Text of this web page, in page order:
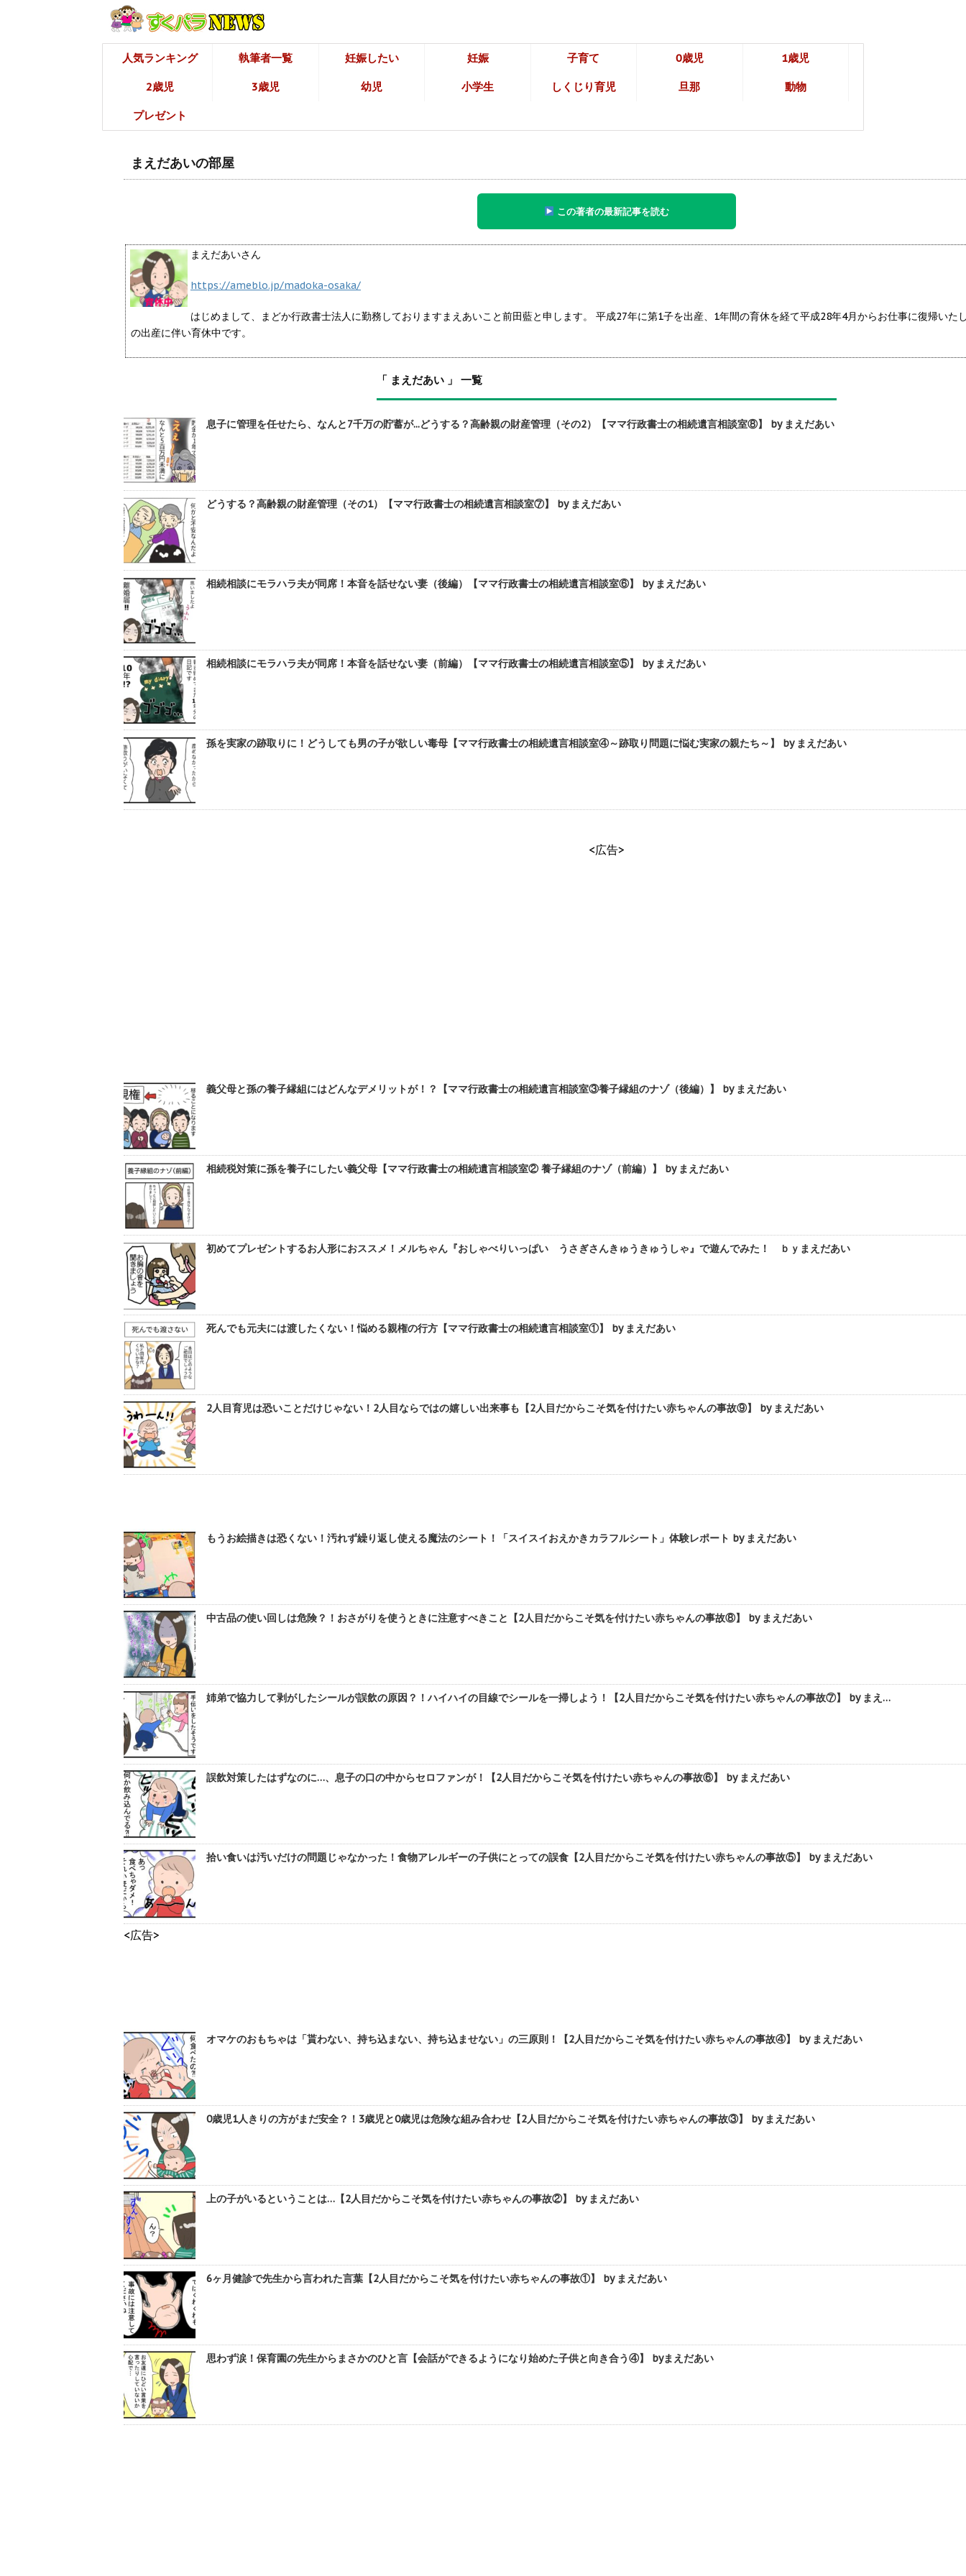
人気ランキング 執筆者一覧 妊娠したい 妊娠 子育て 0歳児 1歳児
2歳児 3歳児 幼児 小学生 しくじり育児 旦那 動物
プレゼント
まえだあいの部屋
この著者の最新記事を読む
まえだあいさん
https://ameblo.jp/madoka-osaka/
はじめまして、まどか行政書士法人に勤務しておりますまえあいこと前田藍と申します。 平成27年に第1子を出産、1年間の育休を経て平成28年4月からお仕事に復帰いた
の出産に伴い育休中です。
「 まえだあい 」 一覧
息子に管理を任せたら、なんと7千万の貯蓄が...どうする？高齢親の財産管理（その2）【ママ行政書士の相続遺言相談室⑧】 by まえだあい
どうする？高齢親の財産管理（その1）【ママ行政書士の相続遺言相談室⑦】 by まえだあい
相続相談にモラハラ夫が同席！本音を話せない妻（後編）【ママ行政書士の相続遺言相談室⑥】 by まえだあい
相続相談にモラハラ夫が同席！本音を話せない妻（前編）【ママ行政書士の相続遺言相談室⑤】 by まえだあい
孫を実家の跡取りに！どうしても男の子が欲しい毒母【ママ行政書士の相続遺言相談室④～跡取り問題に悩む実家の親たち～】 by まえだあい
<広告>
義父母と孫の養子縁組にはどんなデメリットが！？【ママ行政書士の相続遺言相談室③養子縁組のナゾ（後編）】 by まえだあい
相続税対策に孫を養子にしたい義父母【ママ行政書士の相続遺言相談室② 養子縁組のナゾ（前編）】 by まえだあい
初めてプレゼントするお人形におススメ！メルちゃん『おしゃべりいっぱい うさぎさんきゅうきゅうしゃ』で遊んでみた！ ｂｙまえだあい
死んでも元夫には渡したくない！悩める親権の行方【ママ行政書士の相続遺言相談室①】 by まえだあい
2人目育児は恐いことだけじゃない！2人目ならではの嬉しい出来事も【2人目だからこそ気を付けたい赤ちゃんの事故⑨】 by まえだあい
もうお絵描きは恐くない！汚れず繰り返し使える魔法のシート！「スイスイおえかきカラフルシート」体験レポート by まえだあい
中古品の使い回しは危険？！おさがりを使うときに注意すべきこと【2人目だからこそ気を付けたい赤ちゃんの事故⑧】 by まえだあい
姉弟で協力して剥がしたシールが誤飲の原因？！ハイハイの目線でシールを一掃しよう！【2人目だからこそ気を付けたい赤ちゃんの事故⑦】 by まえ…
誤飲対策したはずなのに…、息子の口の中からセロファンが！【2人目だからこそ気を付けたい赤ちゃんの事故⑥】 by まえだあい
拾い食いは汚いだけの問題じゃなかった！食物アレルギーの子供にとっての誤食【2人目だからこそ気を付けたい赤ちゃんの事故⑤】 by まえだあい
<広告>
オマケのおもちゃは「貰わない、持ち込まない、持ち込ませない」の三原則！【2人目だからこそ気を付けたい赤ちゃんの事故④】 by まえだあい
0歳児1人きりの方がまだ安全？！3歳児と0歳児は危険な組み合わせ【2人目だからこそ気を付けたい赤ちゃんの事故③】 by まえだあい
上の子がいるということは…【2人目だからこそ気を付けたい赤ちゃんの事故②】 by まえだあい
6ヶ月健診で先生から言われた言葉【2人目だからこそ気を付けたい赤ちゃんの事故①】 by まえだあい
思わず涙！保育園の先生からまさかのひと言【会話ができるようになり始めた子供と向き合う④】 byまえだあい